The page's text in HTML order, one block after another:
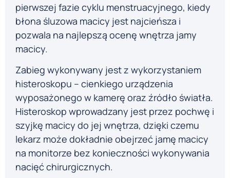
pierwszej fazie cyklu menstruacyjnego, kiedy
błona śluzowa macicy jest najcieńsza i
pozwala na najlepszą ocenę wnętrza jamy
macicy.
Zabieg wykonywany jest z wykorzystaniem
histeroskopu – cienkiego urządzenia
wyposażonego w kamerę oraz źródło światła.
Histeroskop wprowadzany jest przez pochwę i
szyjkę macicy do jej wnętrza, dzięki czemu
lekarz może dokładnie obejrzeć jamę macicy
na monitorze bez konieczności wykonywania
nacięć chirurgicznych.